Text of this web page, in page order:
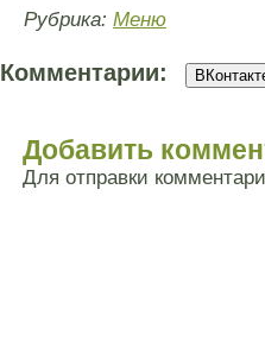
Рубрика: Меню
Комментарии:
Добавить
Для отправки